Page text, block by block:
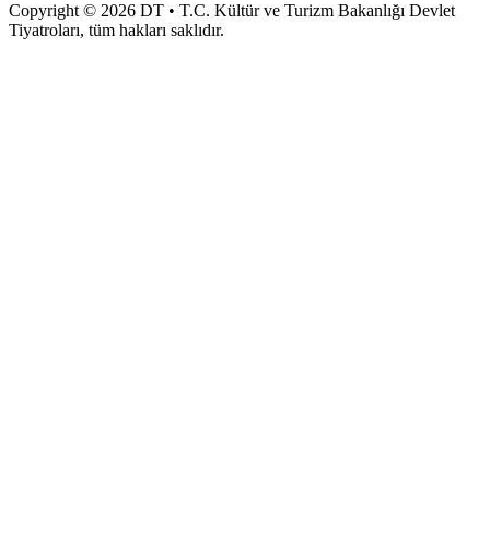
Copyright © 2026 DT • T.C. Kültür ve Turizm Bakanlığı Devlet
Tiyatroları, tüm hakları saklıdır.